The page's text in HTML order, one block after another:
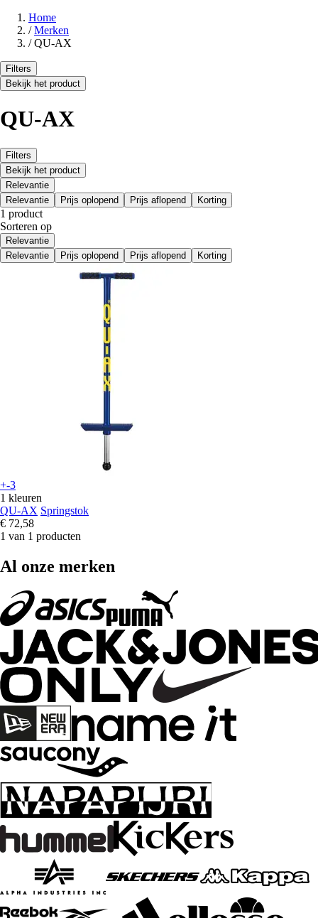
Home
/ Merken
/ QU-AX
Filters
Bekijk het product
QU-AX
Filters
Bekijk het product
Relevantie
Relevantie
Prijs oplopend Prijs aflopend Korting
1 product
Sorteren op
Relevantie
Relevantie
Prijs oplopend Prijs aflopend Korting
+-3
1 kleuren
QU-AX Springstok
€ 72,58
1 van 1 producten
Al onze merken